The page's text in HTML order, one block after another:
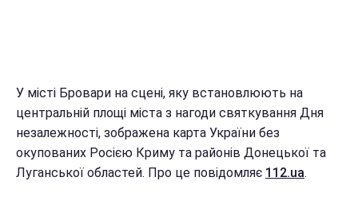
У місті Бровари на сцені, яку встановлюють на
центральній площі міста з нагоди святкування Дня
незалежності, зображена карта України без
окупованих Росією Криму та районів Донецької та
Луганської областей. Про це повідомляє 112.ua.